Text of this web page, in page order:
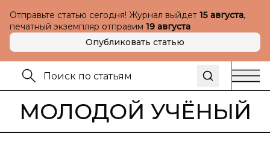
Отправьте статью сегодня! Журнал выйдет 15 августа,
печатный экземпляр отправим 19 августа
Опубликовать статью
МОЛОДОЙ УЧЁНЫЙ